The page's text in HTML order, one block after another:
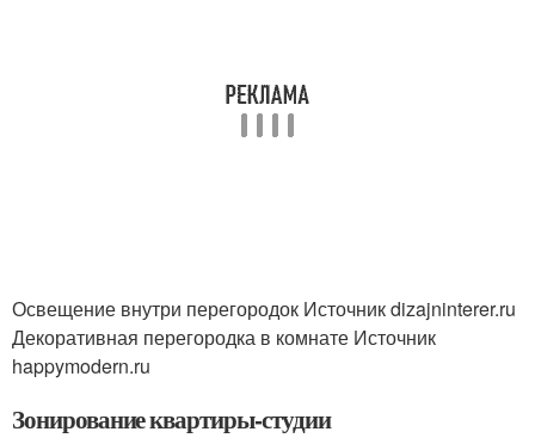
Освещение внутри перегородок Источник dizajninterer.ru
Декоративная перегородка в комнате Источник
happymodern.ru
Зонирование квартиры-студии